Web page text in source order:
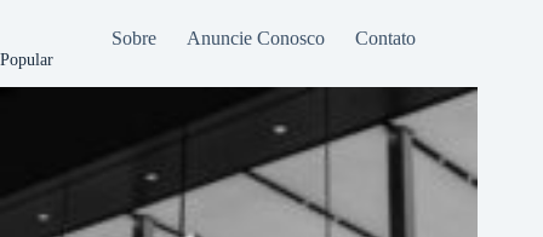
Sobre Anuncie Conosco Contato
Popular